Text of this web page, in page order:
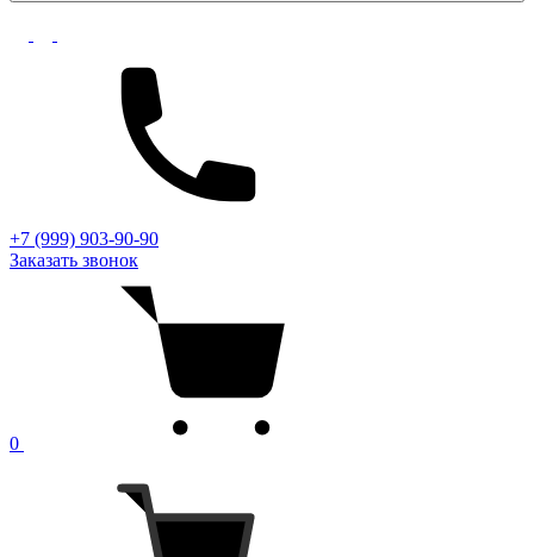
+7 (999) 903-90-90
Заказать звонок
0